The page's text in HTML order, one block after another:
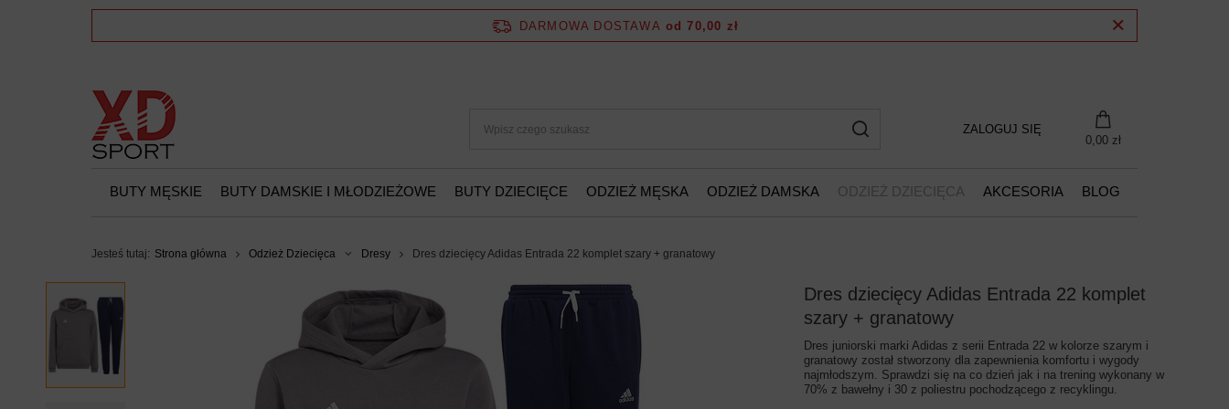
DARMOWA DOSTAWA od 70,00 zł
ZALOGUJ SIĘ
0,00 zł
BUTY MĘSKIE BUTY DAMSKIE I MŁODZIEŻOWE BUTY DZIECIĘCE ODZIEŻ MĘSKA ODZIEŻ DAMSKA ODZIEŻ DZIECIĘCA AKCESORIA BLOG
Jesteś tutaj: Strona główna Odzież Dziecięca Dresy Dres dziecięcy Adidas Entrada 22 komplet szary + granatowy
Dres dziecięcy Adidas Entrada 22 komplet
szary + granatowy
Dres juniorski marki Adidas z serii Entrada 22 w kolorze szarym i
granatowy został stworzony dla zapewnienia komfortu i wygody
najmłodszym. Sprawdzi się na co dzień jak i na trening wykonany w
70% z bawełny i 30 z poliestru pochodzącego z recyklingu.